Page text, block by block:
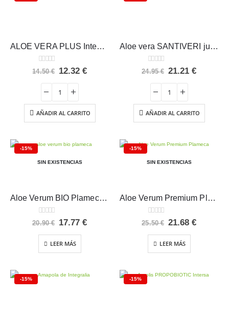
ALOE VERA PLUS Integralia
0 out of 5
14.50€ El
original
era:
14.50 €.
12.32€El
12.32 €.
AÑADIR AL CARRITO
Aloe vera SANTIVERI jugo 1l
0 out of 5
24.95€ El
original
era:
24.95 €.
21.21€El
21.21 €.
AÑADIR AL CARRITO
-15%
SIN EXISTENCIAS
Aloe Verum BIO Plameca 1L
0 out of 5
20.90€ El
original
era:
20.90 €.
17.77€El
LEER MÁS
-15%
SIN EXISTENCIAS
Aloe Verum Premium Plameca 1L
0 out of 5
25.50€ El
original
era:
25.50 €.
21.68€El
LEER MÁS
-15% -15%